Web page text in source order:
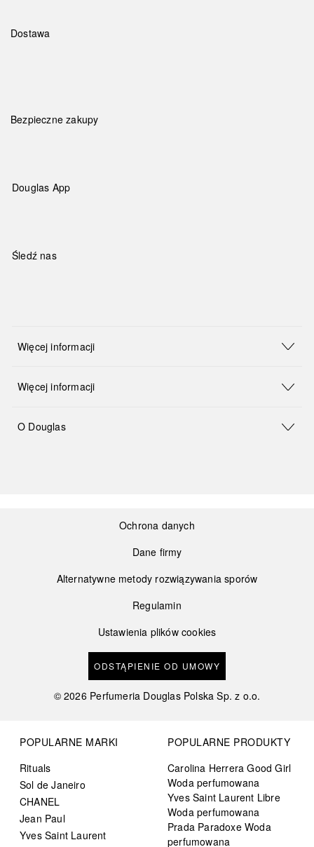
Dostawa
Bezpieczne zakupy
Douglas App
Śledź nas
Więcej informacji
Więcej informacji
O Douglas
Ochrona danych
Dane firmy
Alternatywne metody rozwiązywania sporów
Regulamin
Ustawienia plików cookies
ODSTĄPIENIE OD UMOWY
©2026 Perfumeria Douglas Polska Sp. z o.o.
POPULARNE MARKI
Rituals
Sol de Janeiro
CHANEL
Jean Paul
Yves Saint Laurent
POPULARNE PRODUKTY
Carolina Herrera Good Girl
Woda perfumowana
Yves Saint Laurent Libre
Woda perfumowana
Prada Paradoxe Woda
perfumowana